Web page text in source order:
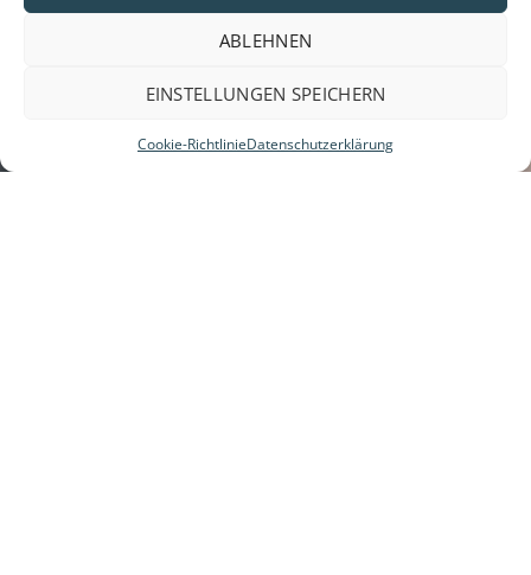
ABLEHNEN
EINSTELLUNGEN SPEICHERN
Cookie-RichtlinieDatenschutzerklärung